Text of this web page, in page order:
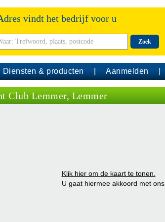
vindt het bedrijf voor u
Zoek
Diensten & producten Aanmelden
Club Lemmer, Lemmer
Klik hier om de kaart te tonen.
U gaat hiermee akkoord met ons